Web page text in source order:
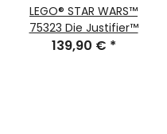
LEGO® STAR WARS™
75323 Die Justifier™
139,90 € *